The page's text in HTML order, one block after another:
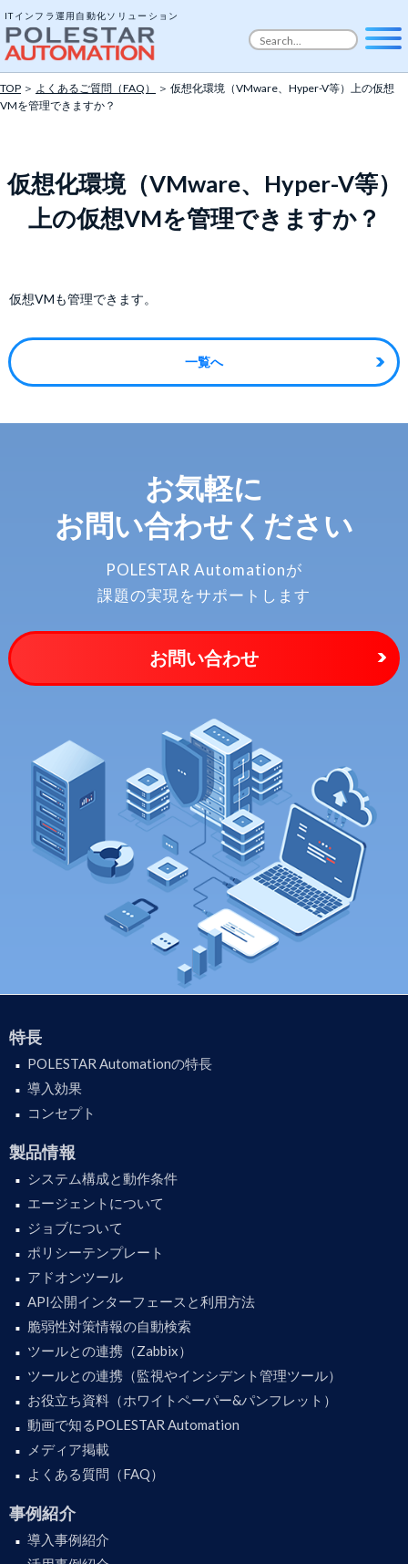
ITインフラ運用自動化ソリューション
TOP ＞ よくあるご質問（FAQ）
＞ 仮想化環境（VMware、Hyper-V等）上の仮想
VMを管理できますか？
仮想化環境（VMware、Hyper-V等）
上の仮想VMを管理できますか？
仮想VMも管理できます。
一覧へ
お気軽に
お問い合わせください
POLESTAR Automationが
課題の実現をサポートします
お問い合わせ
特長
POLESTAR Automationの特長
導入効果
コンセプト
製品情報
システム構成と動作条件
エージェントについて
ジョブについて
ポリシーテンプレート
アドオンツール
API公開インターフェースと利用方法
脆弱性対策情報の自動検索
ツールとの連携（Zabbix）
ツールとの連携（監視やインシデント管理ツール）
お役立ち資料（ホワイトペーパー&パンフレット）
動画で知るPOLESTAR Automation
メディア掲載
よくある質問（FAQ）
事例紹介
導入事例紹介